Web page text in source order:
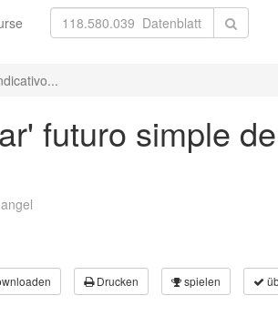
futuro simple
Drucken spielen